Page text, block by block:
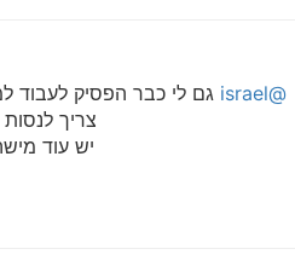
@israel
גם לי כבר הפסיק לעבוד
צריך
יש עוד